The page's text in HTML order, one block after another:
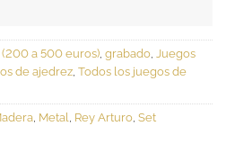
a 500 euros), grabado, Juegos
de ajedrez, Todos los juegos de
, Metal, Rey Arturo, Set